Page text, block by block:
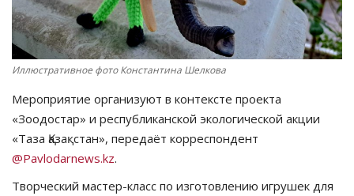
OFFICIAL
Курултай
Язык
Қазақша Русский
Иллюстративное фото Константина Шелкова
Мероприятие организуют в контексте проекта
«Зоодостар» и республиканской экологической акции
«Таза Қазақстан», передаёт корреспондент
@Pavlodarnews.kz.
Творческий мастер-класс по изготовлению игрушек для